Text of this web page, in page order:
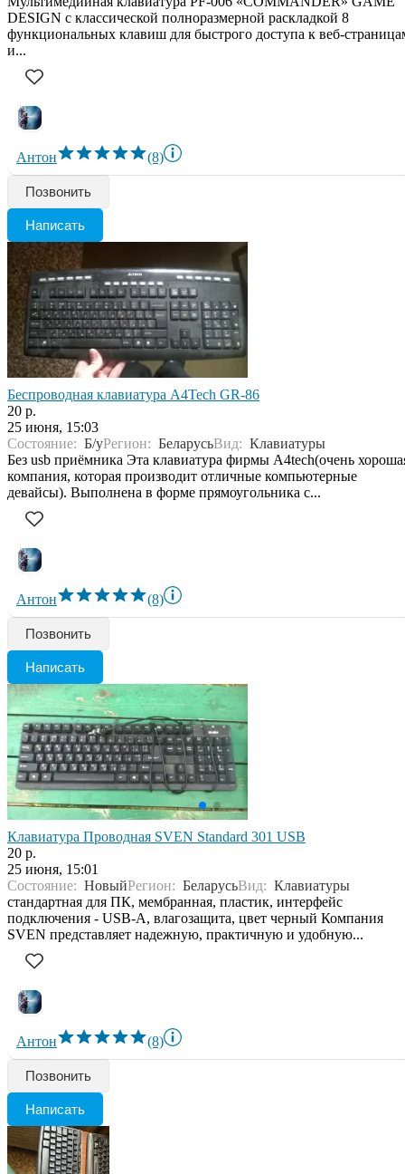
DESIGN с классической полноразмерной раскладкой 8
функциональных клавиш для быстрого доступа к веб-
и...
Антон (8)
Позвонить
Написать
Беспроводная клавиатура A4Tech GR-86
20 р.
25 июня, 15:03
Состояние: Б/уРегион: БеларусьВид: Клавиатуры
Без usb приёмника Эта клавиатура фирмы A4tech(очень
компания, которая производит отличные компьютерные
девайсы). Выполнена в форме прямоугольника с...
Антон (8)
Позвонить
Написать
Клавиатура Проводная SVEN Standard 301 USB
20 р.
25 июня, 15:01
Состояние: НовыйРегион: БеларусьВид: Клавиатуры
стандартная для ПК, мембранная, пластик, интерфейс
подключения - USB-A, влагозащита, цвет черный Компания
SVEN представляет надежную, практичную и удобную...
Антон (8)
Позвонить
Написать